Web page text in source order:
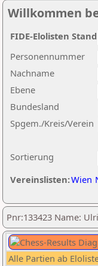
Willkommen
Nachname
Ebene
Sortierung
Personennummer
Bundesland
Spgem./Kreis/Verein
Vereinslisten:Wien
FIDE-Elolisten Stand
Pnr:133423 Name:
Alle Partien ab